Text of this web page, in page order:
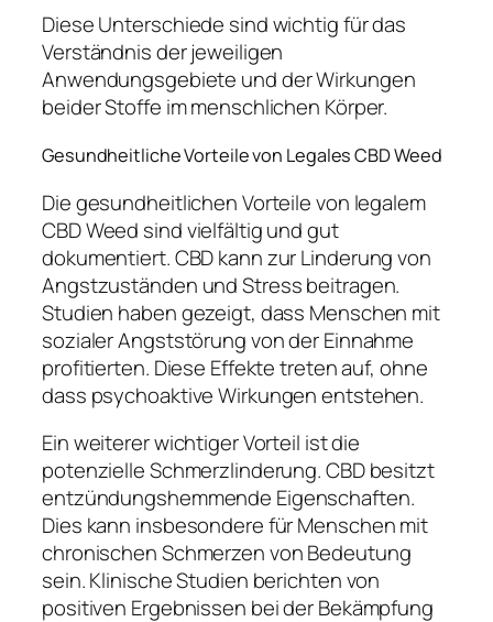
Diese Unterschiede sind wichtig für das
Verständnis der jeweiligen
Anwendungsgebiete und der Wirkungen
beider Stoffe im menschlichen Körper.
Gesundheitliche Vorteile von Legales CBD Weed
Die gesundheitlichen Vorteile von legalem
CBD Weed sind vielfältig und gut
dokumentiert. CBD kann zur Linderung von
Angstzuständen und Stress beitragen.
Studien haben gezeigt, dass Menschen mit
sozialer Angststörung von der Einnahme
profitierten. Diese Effekte treten auf, ohne
dass psychoaktive Wirkungen entstehen.
Ein weiterer wichtiger Vorteil ist die
potenzielle Schmerzlinderung. CBD besitzt
entzündungshemmende Eigenschaften.
Dies kann insbesondere für Menschen mit
chronischen Schmerzen von Bedeutung
sein. Klinische Studien berichten von
positiven Ergebnissen bei der Bekämpfung